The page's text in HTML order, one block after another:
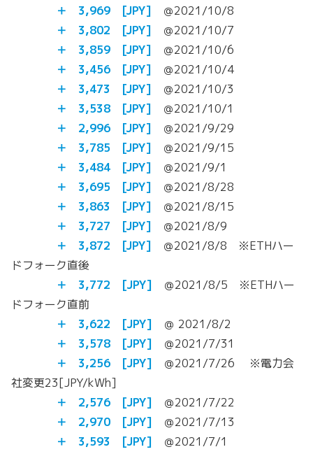
＋ 3,969 [JPY] ＠2021/10/8
＋ 3,802 [JPY] ＠2021/10/7
＋ 3,859 [JPY] ＠2021/10/6
＋ 3,456 [JPY] ＠2021/10/4
＋ 3,473 [JPY] ＠2021/10/3
＋ 3,538 [JPY] ＠2021/10/1
＋ 2,996 [JPY] ＠2021/9/29
＋ 3,785
[JPY] ＠2021/9/15
＋ 3,484
[JPY] ＠2021/9/1
＋ 3,695
[JPY] ＠2021/8/28
＋ 3,863 [JPY] ＠2021/8/15
＋ 3,727 [JPY] ＠2021/8/9
＋ 3,872 [JPY] ＠2021/8/8 ※ETHハー
ドフォーク直後
＋ 3,772 [JPY] ＠2021/8/5 ※ETHハー
ドフォーク直前
＋ 3,622 [JPY] ＠ 2021/8/2
＋ 3,578 [JPY] ＠2021/7/31
＋ 3,256 [JPY] ＠2021/7/26 ※電力会
社変更23[JPY/kWh]
＋ 2,576 [JPY] ＠2021/7/22
＋ 2,970 [JPY] ＠2021/7/13
＋ 3,593 [JPY] ＠2021/7/1